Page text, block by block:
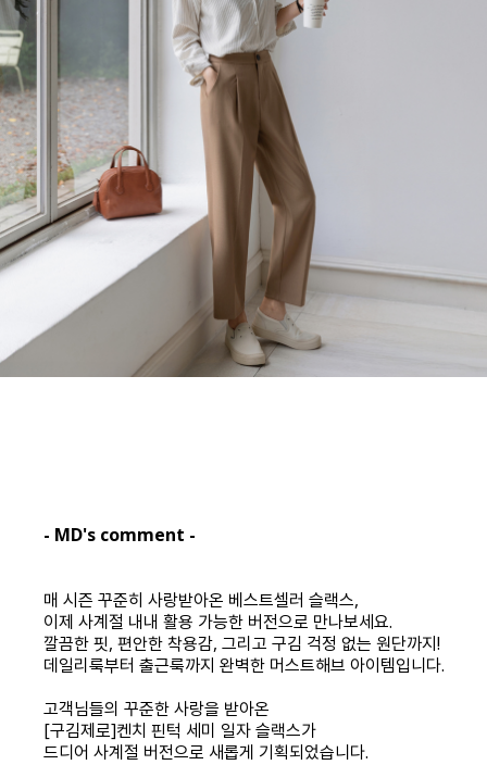
- MD's comment -
매 시즌 꾸준히 사랑받아온 베스트셀러 슬랙스,
이제 사계절 내내 활용 가능한 버전으로 만나보세요.
깔끔한 핏, 편안한 착용감, 그리고 구김 걱정 없는 원단까지!
데일리룩부터 출근룩까지 완벽한 머스트해브 아이템입니다.
고객님들의 꾸준한 사랑을 받아온
[구김제로]켄치 핀턱 세미 일자 슬랙스가
드디어 사계절 버전으로 새롭게 기획되었습니다.